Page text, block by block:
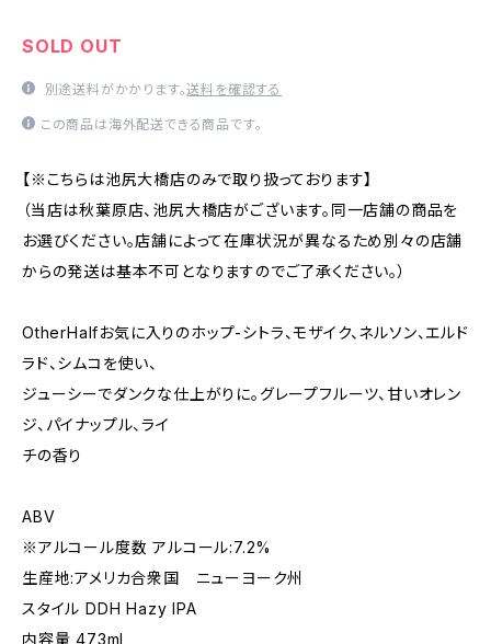
SOLD OUT
別途送料がかかります。送料を確認する
この商品は海外配送できる商品です。
【※こちらは池尻大橋店のみで取り扱っております】
（当店は秋葉原店、池尻大橋店がございます。同一店舗の商品を
お選びください。店舗によって在庫状況が異なるため別々の店舗
からの発送は基本不可となりますのでご了承ください。）
OtherHalfお気に入りのホップ-シトラ、モザイク、ネルソン、エルド
ラド、シムコを使い、
ジューシーでダンクな仕上がりに。グレープフルーツ、甘いオレン
ジ、パイナップル、ライ
チの香り
ABV
※アルコール度数 アルコール:7.2%
生産地:アメリカ合衆国 ニューヨーク州
スタイル DDH Hazy IPA
内容量 473ml